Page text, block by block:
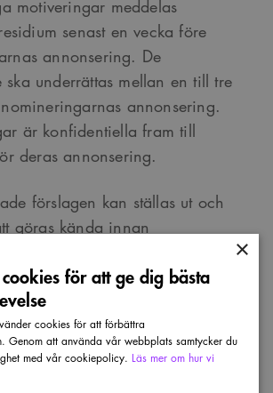
motiveringar meddelas
senast en vecka före
annonsering. De
ska underrättas mellan en till tre
annonsering.
är konfidentiella fram till
deras annonsering.
förslagen kan ställas ut och
göras kända innan
äger rum. I undantagsfall kan
inte genomföra
Om detta sker ska motiv
av prisvinnare såväl som
×
för att ge dig bästa
cookies för att förbättra
Genom att använda vår webbplats samtycker du
med vår cookiepolicy. Läs mer om hur vi